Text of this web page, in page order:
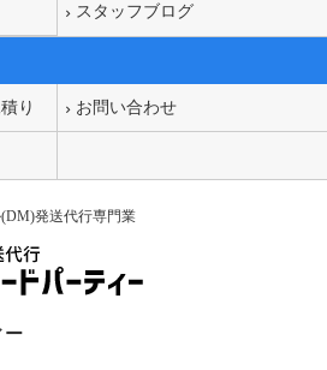
スタッフブログ
り お問い合わせ
発送代行専門業
ー